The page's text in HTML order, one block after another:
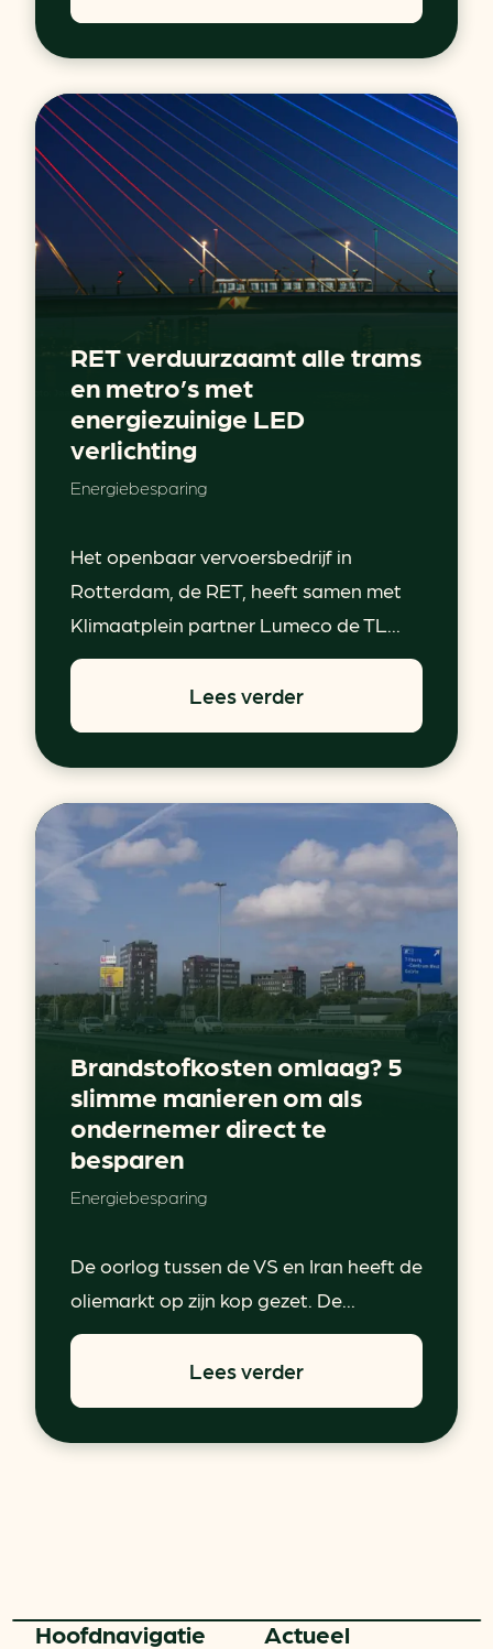
RET verduurzaamt alle trams
en metro’s met
energiezuinige LED
verlichting
Energiebesparing
Het openbaar vervoersbedrijf in
Rotterdam, de RET, heeft samen met
Klimaatplein partner Lumeco de TL...
Lees verder
Brandstofkosten omlaag? 5
slimme manieren om als
ondernemer direct te
besparen
Energiebesparing
De oorlog tussen de VS en Iran heeft de
oliemarkt op zijn kop gezet. De...
Lees verder
Hoofd­navigatie Actueel